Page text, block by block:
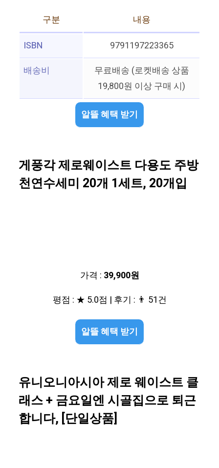
구분
내용
ISBN
9791197223365
배송비
무료배송 (로켓배송 상품
19,800원 이상 구매 시)
알뜰 혜택 받기
게풍각 제로웨이스트 다용도 주방
천연수세미 20개 1세트, 20개입
가격 : 39,900원
평점 : ★ 5.0점 | 후기 : 👨‍‍ 51건
알뜰 혜택 받기
유니오니아시아 제로 웨이스트 클
래스 + 금요일엔 시골집으로 퇴근
합니다, [단일상품]